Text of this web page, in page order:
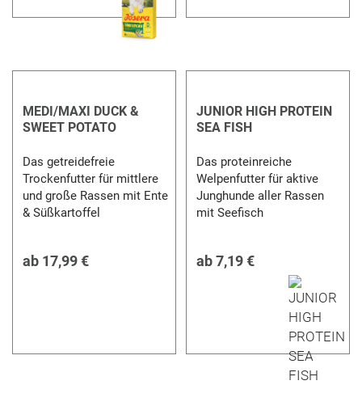
MEDI/MAXI DUCK &
SWEET POTATO
Das getreidefreie
Trockenfutter für mittlere
und große Rassen mit Ente
& Süßkartoffel
ab 17,99 €
JUNIOR HIGH PROTEIN
SEA FISH
Das proteinreiche
Welpenfutter für aktive
Junghunde aller Rassen
mit Seefisch
ab7,19 €